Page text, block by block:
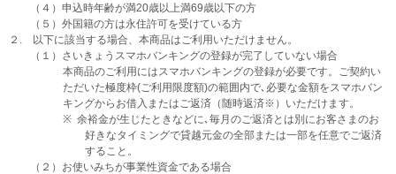
（４）申込時年齢が満20歳以上満69歳以下の方
（５）外国籍の方は永住許可を受けている方
２. 以下に該当する場合、本商品はご利用いただけません。
（１）さいきょうスマホバンキングの登録が完了していない場合
本商品のご利用にはスマホバンキングの登録が必要です。ご契約い
ただいた極度枠(ご利用限度額)の範囲内で､必要な金額をスマホバン
キングからお借入またはご返済（随時返済※）いただけます。
余裕金が生じたときなどに､毎月のご返済とは別にお客さまのお
好きなタイミングで貸越元金の全部または一部を任意でご返済
すること。
（２）お使いみちが事業性資金である場合